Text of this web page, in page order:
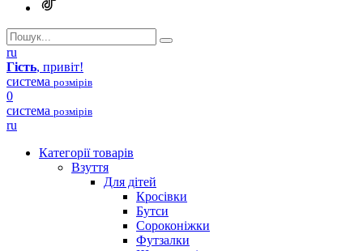
ru
Гість, привіт!
система розмірів
0
система розмірів
ru
Категорії товарів
Взуття
Для дітей
Кросівки
Бутси
Сороконіжки
Футзалки